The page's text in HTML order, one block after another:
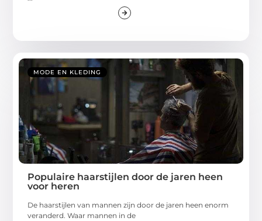
MODE EN KLEDING
Populaire haarstijlen door de jaren heen
voor heren
De haarstijlen van mannen zijn door de jaren heen enorm
veranderd. Waar mannen in de